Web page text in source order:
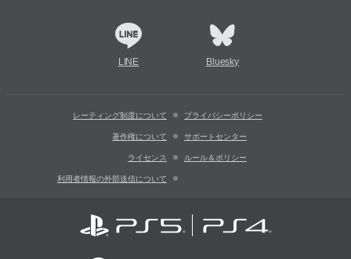
LINE Bluesky
レーティング制度について プライバシーポリシー
著作権について サポートセンター
ライセンス ルール＆ポリシー
利用者情報の外部送信について